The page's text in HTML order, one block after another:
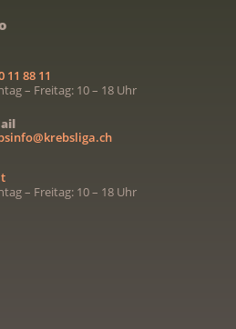
11 88 11
– Freitag: 10 – 18 Uhr
– Freitag: 10 – 18 Uhr